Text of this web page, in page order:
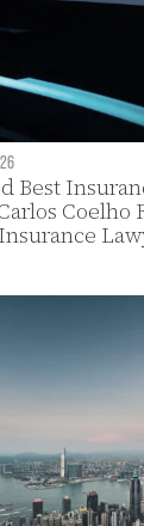
Best
Coelho